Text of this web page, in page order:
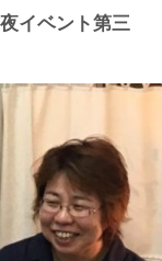
イベント第三